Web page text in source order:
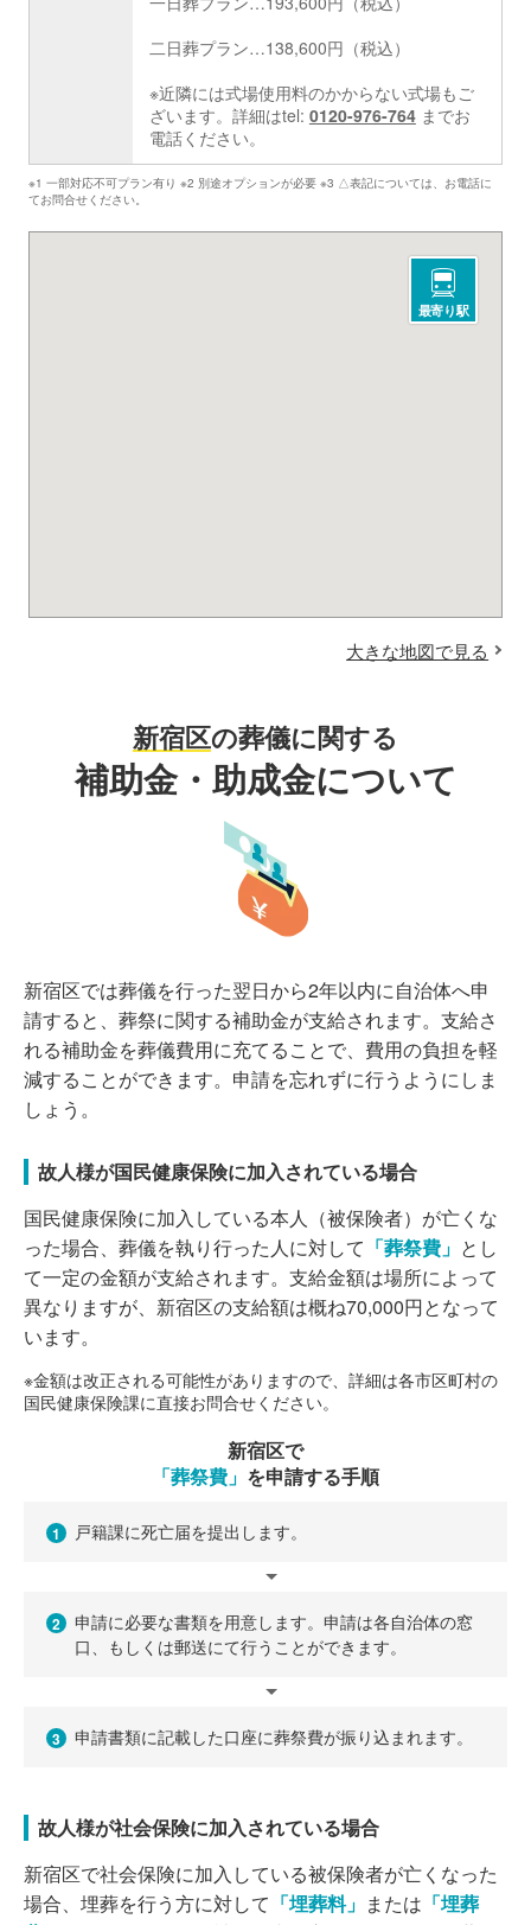
二日葬プラン…138,600円（税込）
※近隣には式場使用料のかからない式場もご
ざいます。詳細はtel: 0120-976-764までお
電話ください。
※1 一部対応不可プラン有り ※2 別途オプションが必要 ※3 △表記については、お電話に
てお問合せください。
最寄り駅
大きな地図で見る
新宿区の葬儀に関する
補助金・助成金について
新宿区では葬儀を行った翌日から2年以内に自治体へ申
請すると、葬祭に関する補助金が支給されます。支給さ
れる補助金を葬儀費用に充てることで、費用の負担を軽
減することができます。申請を忘れずに行うようにしま
しょう。
故人様が国民健康保険に加入されている場合
国民健康保険に加入している本人（被保険者）が亡くな
った場合、葬儀を執り行った人に対して 「葬祭費」 とし
て一定の金額が支給されます。支給金額は場所によって
異なりますが、新宿区の支給額は概ね70,000円となって
います。
※金額は改正される可能性がありますので、詳細は各市区町村の
国民健康保険課に直接お問合せください。
新宿区で
「葬祭費」 を申請する手順
1 戸籍課に死亡届を提出します。
2
申請に必要な書類を用意します。申請は各自治体の窓
口、もしくは郵送にて行うことができます。
3 申請書類に記載した口座に葬祭費が振り込まれます。
故人様が社会保険に加入されている場合
新宿区で社会保険に加入している被保険者が亡くなった
場合、埋葬を行う方に対して 「埋葬料」 または 「埋葬